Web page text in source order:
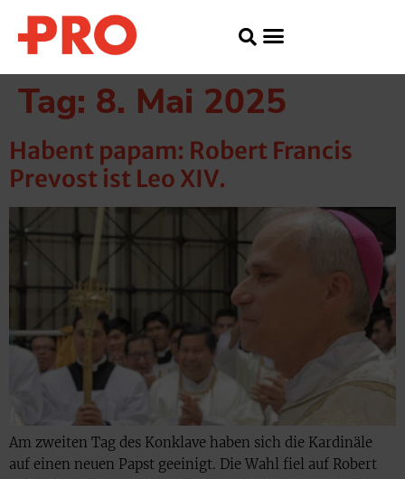
Tag: 8. Mai 2025
Habent papam: Robert Francis
Prevost ist Leo XIV.
Am zweiten Tag des Konklave haben sich die Kardinäle
auf einen neuen Papst geeinigt. Die Wahl fiel auf Robert